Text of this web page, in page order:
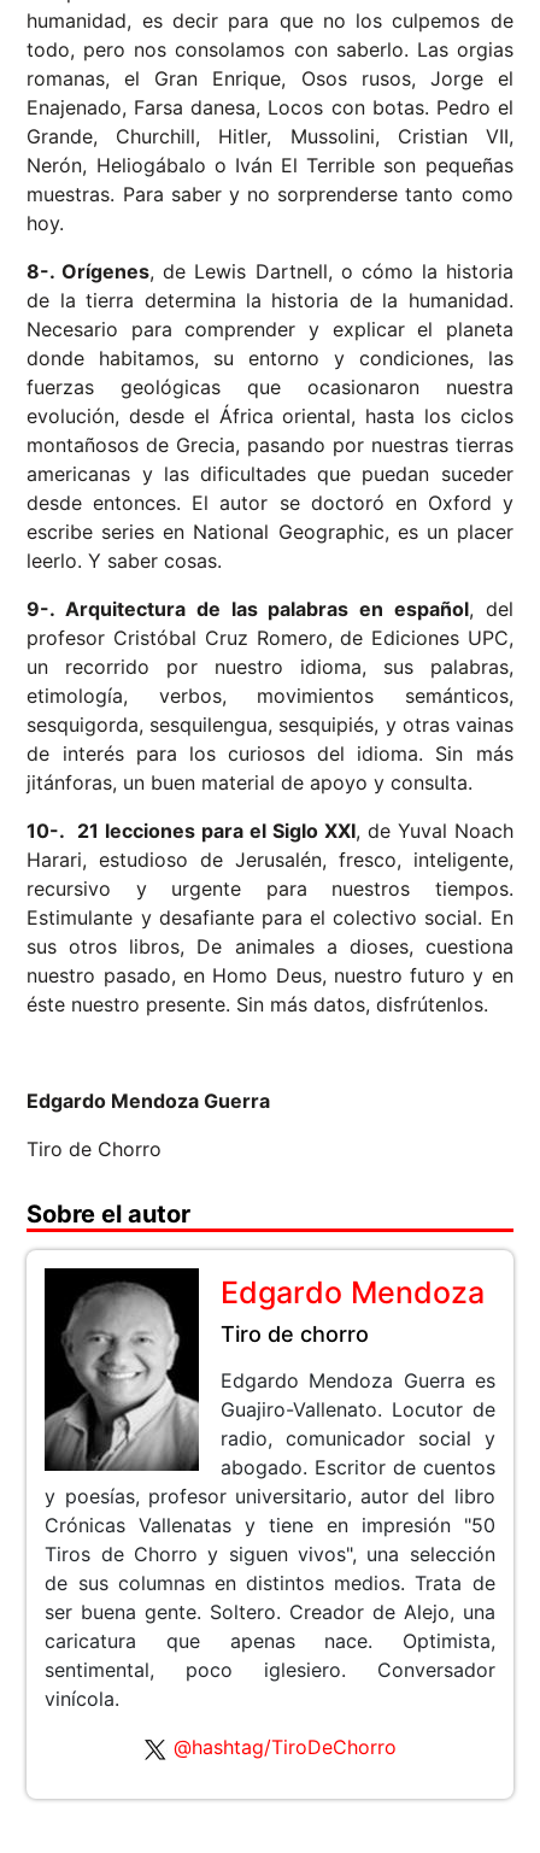
humanidad, es decir para que no los culpemos de
todo, pero nos consolamos con saberlo. Las orgias
romanas, el Gran Enrique, Osos rusos, Jorge el
Enajenado, Farsa danesa, Locos con botas. Pedro el
Grande, Churchill, Hitler, Mussolini, Cristian VII,
Nerón, Heliogábalo o Iván El Terrible son pequeñas
muestras. Para saber y no sorprenderse tanto como
hoy.
8-. Orígenes, de Lewis Dartnell, o cómo la historia
de la tierra determina la historia de la humanidad.
Necesario para comprender y explicar el planeta
donde habitamos, su entorno y condiciones, las
fuerzas geológicas que ocasionaron nuestra
evolución, desde el África oriental, hasta los ciclos
montañosos de Grecia, pasando por nuestras tierras
americanas y las dificultades que puedan suceder
desde entonces. El autor se doctoró en Oxford y
escribe series en National Geographic, es un placer
leerlo. Y saber cosas.
9-. Arquitectura de las palabras en español, del
profesor Cristóbal Cruz Romero, de Ediciones UPC,
un recorrido por nuestro idioma, sus palabras,
etimología, verbos, movimientos semánticos,
sesquigorda, sesquilengua, sesquipiés, y otras vainas
de interés para los curiosos del idioma. Sin más
jitánforas, un buen material de apoyo y consulta.
10-. 21 lecciones para el Siglo XXI, de Yuval Noach
Harari, estudioso de Jerusalén, fresco, inteligente,
recursivo y urgente para nuestros tiempos.
Estimulante y desafiante para el colectivo social. En
sus otros libros, De animales a dioses, cuestiona
nuestro pasado, en Homo Deus, nuestro futuro y en
éste nuestro presente. Sin más datos, disfrútenlos.
Edgardo Mendoza Guerra
Tiro de Chorro
Sobre el autor
Edgardo Mendoza
Tiro de chorro
Edgardo Mendoza Guerra es
Guajiro-Vallenato. Locutor de
radio, comunicador social y
abogado. Escritor de cuentos
y poesías, profesor universitario, autor del libro
Crónicas Vallenatas y tiene en impresión "50
Tiros de Chorro y siguen vivos", una selección
de sus columnas en distintos medios. Trata de
ser buena gente. Soltero. Creador de Alejo, una
caricatura que apenas nace. Optimista,
sentimental, poco iglesiero. Conversador
vinícola.
@hashtag/TiroDeChorro